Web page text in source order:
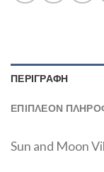
ΠΕΡΙΓΡΑΦΉ
ΕΠΙΠΛΈΟΝ
Sun and Moon